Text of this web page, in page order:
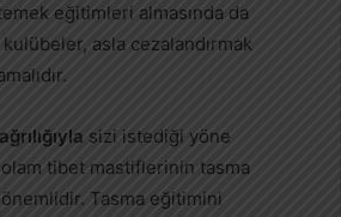
eğitimleri almasında da
kulübeler, asla cezalandırmak
sizi istediği yöne
tibet mastiflerinin tasma
Tasma eğitimini